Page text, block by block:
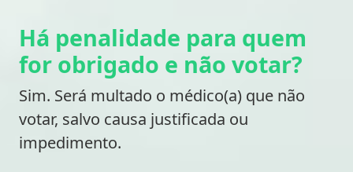
Há penalidade para quem
for obrigado e não votar?
Sim. Será multado o médico(a) que não
votar, salvo causa justificada ou
impedimento.